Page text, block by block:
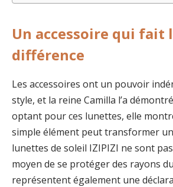
Un accessoire qui fait
différence
Les accessoires ont un pouvoir
style, et la reine Camilla l’a
optant pour ces lunettes, elle
simple élément peut transformer
lunettes de soleil IZIPIZI ne sont
moyen de se protéger des rayons
représentent également une